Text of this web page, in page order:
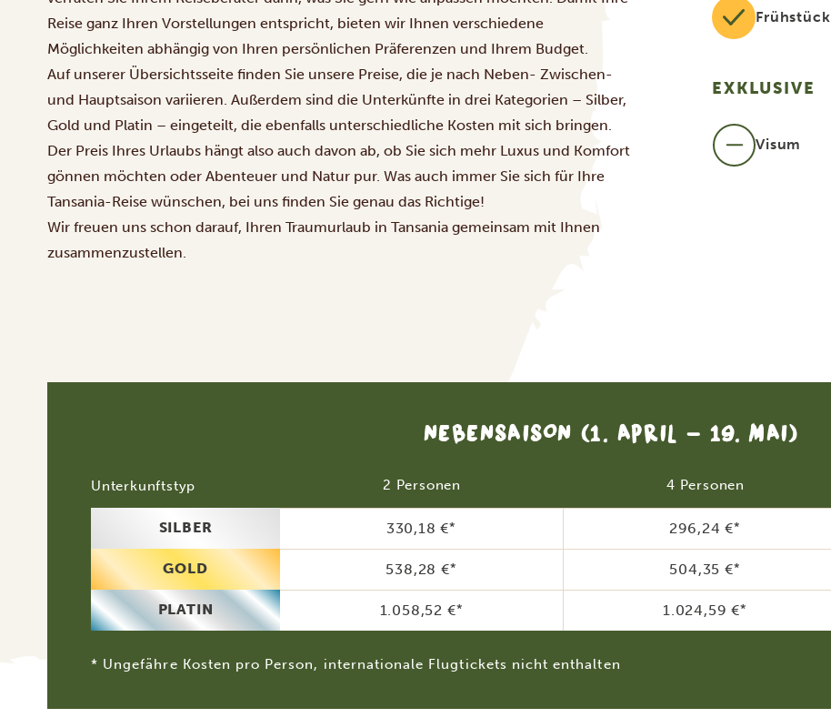
Reise ganz Ihren Vorstellungen entspricht, bieten wir Ihnen verschiedene
Möglichkeiten abhängig von Ihren persönlichen Präferenzen und Ihrem Budget.
Auf unserer Übersichtsseite finden Sie unsere Preise, die je nach Neben- Zwischen-
und Hauptsaison variieren. Außerdem sind die Unterkünfte in drei Kategorien – Silber,
Gold und Platin – eingeteilt, die ebenfalls unterschiedliche Kosten mit sich bringen.
Der Preis Ihres Urlaubs hängt also auch davon ab, ob Sie sich mehr Luxus und Komfort
gönnen möchten oder Abenteuer und Natur pur. Was auch immer Sie sich für Ihre
Tansania-Reise wünschen, bei uns finden Sie genau das Richtige!
Wir freuen uns schon darauf, Ihren Traumurlaub in Tansania gemeinsam mit Ihnen
zusammenzustellen.
Frühstück
EXKLUSIVE
Visum
NEBENSAISON (1. APRIL - 19. MAI)
Unterkunftstyp 2 Personen 4 Personen
SILBER 330,18 €* 296,24 €*
GOLD 538,28 €* 504,35 €*
PLATIN 1.058,52 €* 1.024,59 €*
* Ungefähre Kosten pro Person, internationale Flugtickets nicht enthalten